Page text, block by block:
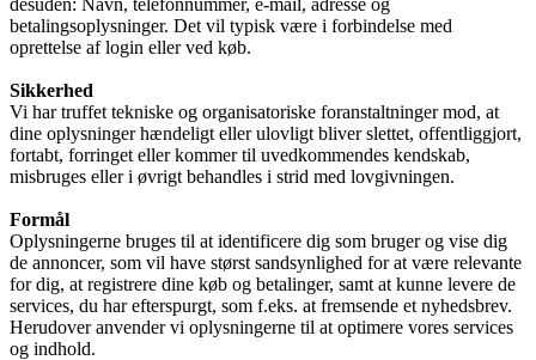
betalingsoplysninger. Det vil typisk være i forbindelse med
oprettelse af login eller ved køb.
Sikkerhed
Vi har truffet tekniske og organisatoriske foranstaltninger mod, at
dine oplysninger hændeligt eller ulovligt bliver slettet, offentliggjort,
fortabt, forringet eller kommer til uvedkommendes kendskab,
misbruges eller i øvrigt behandles i strid med lovgivningen.
Formål
Oplysningerne bruges til at identificere dig som bruger og vise dig
de annoncer, som vil have størst sandsynlighed for at være relevante
for dig, at registrere dine køb og betalinger, samt at kunne levere de
services, du har efterspurgt, som f.eks. at fremsende et nyhedsbrev.
Herudover anvender vi oplysningerne til at optimere vores services
og indhold.